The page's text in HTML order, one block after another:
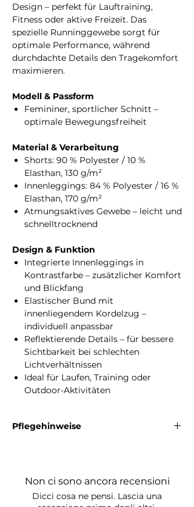
Design – perfekt für Lauftraining,
Fitness oder aktive Freizeit. Das
spezielle Runninggewebe sorgt für
optimale Performance, während
durchdachte Details den Tragekomfort
maximieren.
Modell & Passform
Femininer, sportlicher Schnitt –
optimale Bewegungsfreiheit
Material & Verarbeitung
Shorts: 90 % Polyester / 10 %
Elasthan, 130 g/m²
Innenleggings: 84 % Polyester / 16 %
Elasthan, 170 g/m²
Atmungsaktives Gewebe – leicht und
schnelltrocknend
Design & Funktion
Integrierte Innenleggings in
Kontrastfarbe – zusätzlicher Komfort
und Blickfang
Elastischer Bund mit
innenliegendem Kordelzug –
individuell anpassbar
Reflektierende Details – für bessere
Sichtbarkeit bei schlechten
Lichtverhältnissen
Ideal für Laufen, Training oder
Outdoor-Aktivitäten
Pflegehinweise
bügeln, nicht chemisch reinigen.
Non ci sono ancora recensioni
Dicci cosa ne pensi. Lascia una